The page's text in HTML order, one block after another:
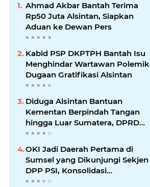
Ahmad Akbar Bantah Terima
Rp50 Juta Alsintan, Siapkan
Aduan ke Dewan Pers
Kabid PSP DKPTPH Bantah Isu
Menghindar Wartawan Polemik
Dugaan Gratifikasi Alsintan
Diduga Alsintan Bantuan
Kementan Berpindah Tangan
hingga Luar Sumatera, DPRD
Sumsel Minta Aparat Usut
OKI Jadi Daerah Pertama di
Sumsel yang Dikunjungi Sekjen
DPP PSI, Konsolidasi
Pembentukan DPRT Dimulai